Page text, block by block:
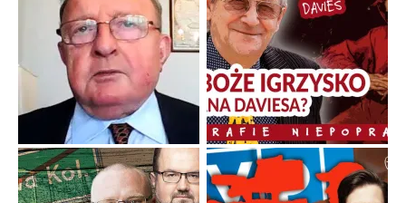
Reżyser Jerzy Zalewski przedstawia kulisy powstawania swoich
dokumentów, wyzwania związane z ich finansowaniem oraz
nieznane fakty dotyczące biografii...
Popularne